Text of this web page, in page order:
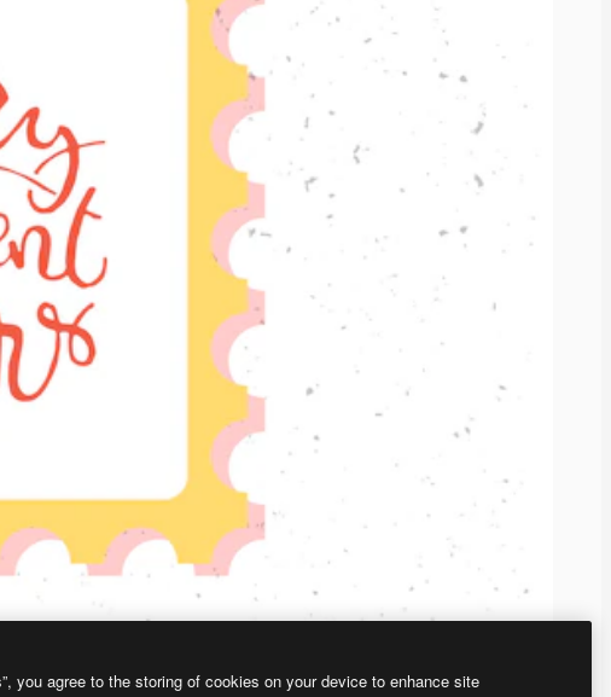
you agree to the storing of cookies on your device to enhance site